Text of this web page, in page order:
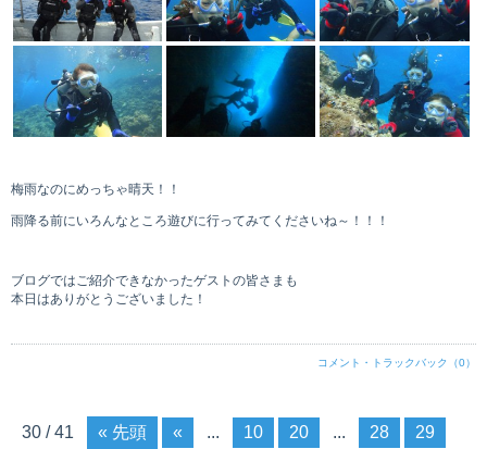
梅雨なのにめっちゃ晴天！！
雨降る前にいろんなところ遊びに行ってみてくださいね～！！！
ブログではご紹介できなかったゲストの皆さまも
本日はありがとうございました！
コメント・トラックバック（0）
30 / 41 « 先頭 « ... 10 20 ... 28 29